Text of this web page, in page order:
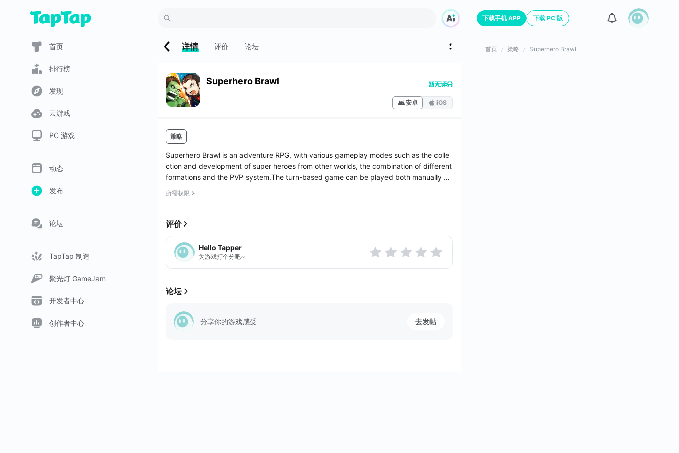
首页
排行榜
发现
云游戏
PC 游戏
动态
发布
论坛
TapTap 制造
聚光灯 GameJam
开发者中心
创作者中心
详情 评价 论坛
Superhero Brawl
安卓 iOS
策略
Superhero Brawl is an adventure RPG, with various gameplay modes such as the colle
ction and development of super heroes from other worlds, the combination of different
formations and the PVP system.The turn-based game can be played both manually an
d ...
所需权限
评价
Hello Tapper
为游戏打个分吧~
论坛
分享你的游戏感受 去发帖
下载手机 APP 下载 PC 版
首页 策略 Superhero Brawl